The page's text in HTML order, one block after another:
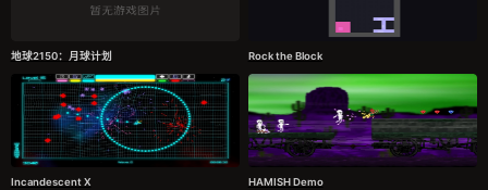
地球2150：月球计划 Rock the Block
Incandescent X HAMISH Demo